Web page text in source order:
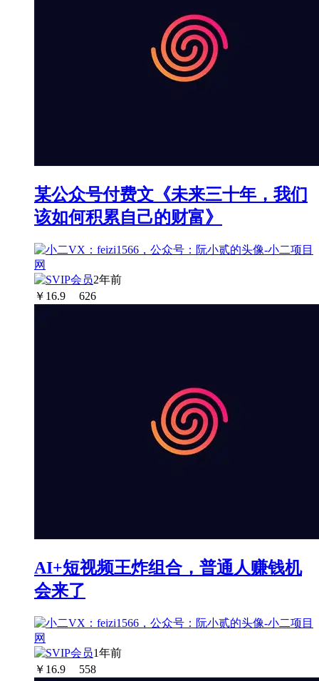
某公众号付费文《未来三十年，我们
该如何积累自己的财富》
2年前
￥ 16.9 626
AI+短视频王炸组合，普通人赚钱机
会来了
1年前
￥ 16.9 558